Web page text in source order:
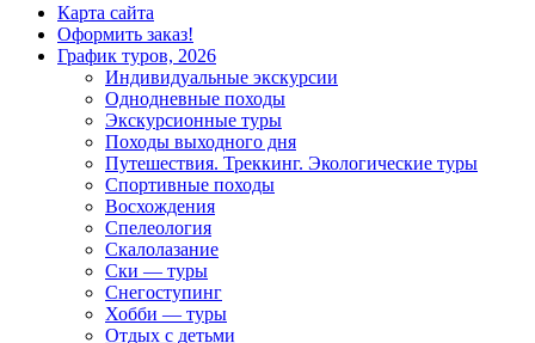
Карта сайта
Оформить заказ!
График туров, 2026
Индивидуальные экскурсии
Однодневные походы
Экскурсионные туры
Походы выходного дня
Путешествия. Треккинг. Экологические туры
Спортивные походы
Восхождения
Спелеология
Скалолазание
Ски — туры
Снегоступинг
Хобби — туры
Отдых с детьми